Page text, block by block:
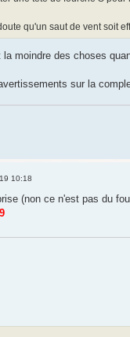
qu'un saut de vent soit
moindre des choses
sur la
10:18
(non ce n'est pas du